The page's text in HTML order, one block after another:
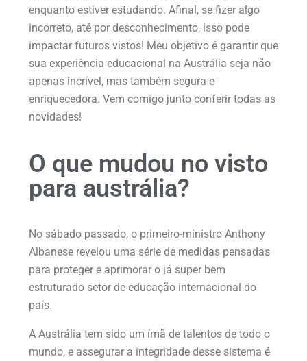
enquanto estiver estudando. Afinal, se fizer algo
incorreto, até por desconhecimento, isso pode
impactar futuros vistos! Meu objetivo é garantir que
sua experiência educacional na Austrália seja não
apenas incrível, mas também segura e
enriquecedora. Vem comigo junto conferir todas as
novidades!
O que mudou no visto
para austrália?
No sábado passado, o primeiro-ministro Anthony
Albanese revelou uma série de medidas pensadas
para proteger e aprimorar o já super bem
estruturado setor de educação internacional do
país.
A Austrália tem sido um ímã de talentos de todo o
mundo, e assegurar a integridade desse sistema é